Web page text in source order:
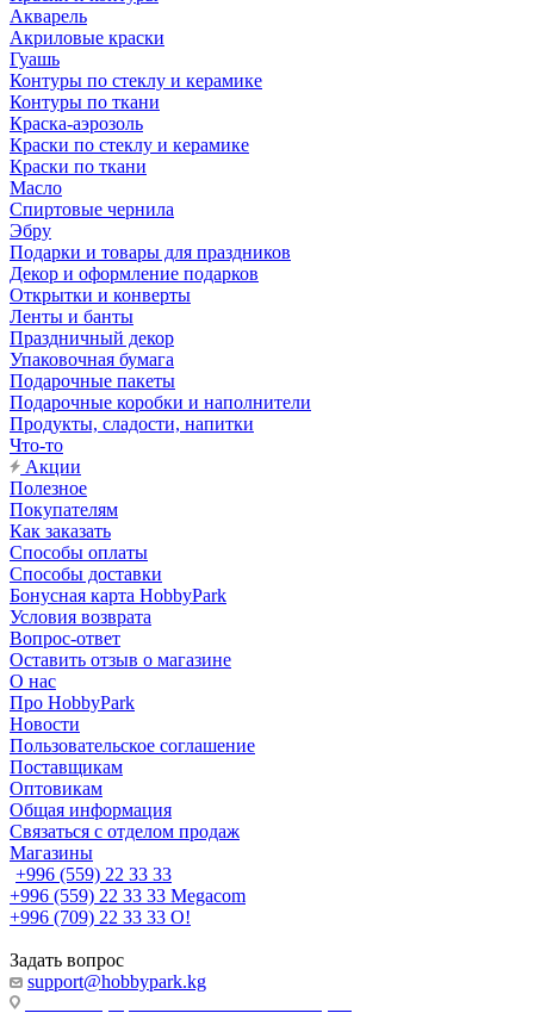
Акварель
Акриловые краски
Гуашь
Контуры по стеклу и керамике
Контуры по ткани
Краска-аэрозоль
Краски по стеклу и керамике
Краски по ткани
Масло
Спиртовые чернила
Эбру
Подарки и товары для праздников
Декор и оформление подарков
Открытки и конверты
Ленты и банты
Праздничный декор
Упаковочная бумага
Подарочные пакеты
Подарочные коробки и наполнители
Продукты, сладости, напитки
Что-то
Акции
Полезное
Покупателям
Как заказать
Способы оплаты
Способы доставки
Бонусная карта HobbyPark
Условия возврата
Вопрос-ответ
Оставить отзыв о магазине
О нас
Про HobbyPark
Новости
Пользовательское соглашение
Поставщикам
Оптовикам
Общая информация
Связаться с отделом продаж
Магазины
+996 (559) 22 33 33
+996 (559) 22 33 33 Megacom
+996 (709) 22 33 33 O!
Задать вопрос
support@hobbypark.kg